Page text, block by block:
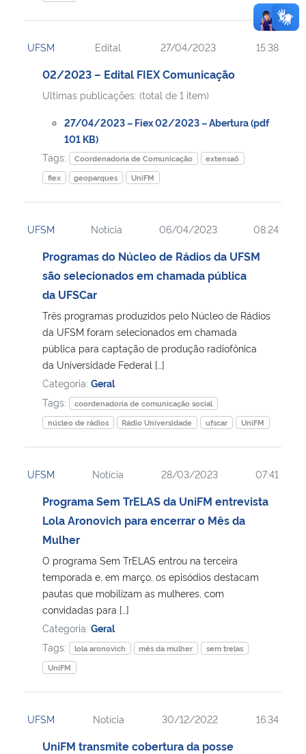
UFSM Edital 27/04/2023 15:38
02/2023 – Edital FIEX Comunicação
Ultimas publicações: (total de 1 item)
27/04/2023 – Fiex 02/2023 – Abertura (pdf
101 KB)
Tags:
Coordenadoria de Comunicação
extensaõ
fiex
geoparques UniFM
UFSM Notícia 06/04/2023 08:24
Programas do Núcleo de Rádios da UFSM
são selecionados em chamada pública
da UFSCar
Três programas produzidos pelo Núcleo de Rádios
da UFSM foram selecionados em chamada
pública para captação de produção radiofônica
da Universidade Federal […]
Categoria: Geral
Tags:
coordenadoria de comunicação social
núcleo de rádios
Rádio Universidade ufscar UniFM
UFSM Notícia 28/03/2023 07:41
Programa Sem TrELAS da UniFM entrevista
Lola Aronovich para encerrar o Mês da
Mulher
O programa Sem TrELAS entrou na terceira
temporada e, em março, os episódios destacam
pautas que mobilizam as mulheres, com
convidadas para […]
Categoria: Geral
Tags:
lola aronovich mês da mulher
sem trelas
UniFM
UFSM Notícia 30/12/2022 16:34
UniFM transmite cobertura da posse